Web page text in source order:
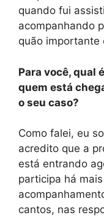
quando fui
acompanhando
quão importante
Para você, qual
quem está
o seu caso?
Como falei, eu
acredito que a
está entrando
participa há
cantos, nas